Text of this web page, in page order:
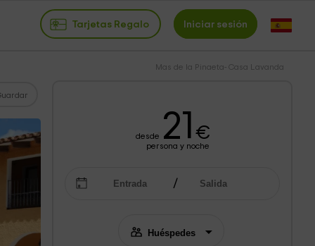
Tarjetas Regalo Iniciar sesión
Mas de la Pinaeta- Casa Lavanda
desde 21 €
persona y noche